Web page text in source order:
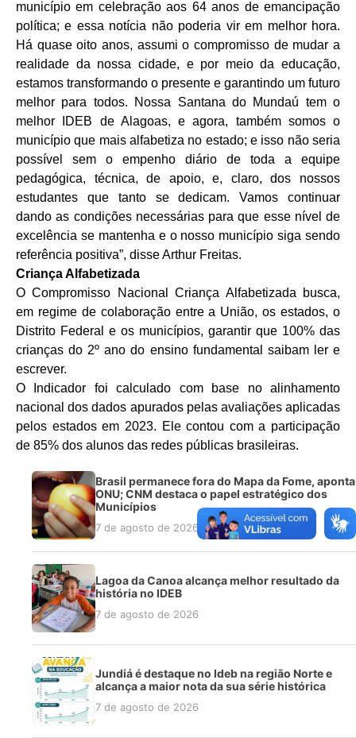
município em celebração aos 64 anos de emancipação
política; e essa notícia não poderia vir em melhor hora.
Há quase oito anos, assumi o compromisso de mudar a
realidade da nossa cidade, e por meio da educação,
estamos transformando o presente e garantindo um futuro
melhor para todos. Nossa Santana do Mundaú tem o
melhor IDEB de Alagoas, e agora, também somos o
município que mais alfabetiza no estado; e isso não seria
possível sem o empenho diário de toda a equipe
pedagógica, técnica, de apoio, e, claro, dos nossos
estudantes que tanto se dedicam. Vamos continuar
dando as condições necessárias para que esse nível de
excelência se mantenha e o nosso município siga sendo
referência positiva”, disse Arthur Freitas.
Criança Alfabetizada
O Compromisso Nacional Criança Alfabetizada busca,
em regime de colaboração entre a União, os estados, o
Distrito Federal e os municípios, garantir que 100% das
crianças do 2º ano do ensino fundamental saibam ler e
escrever.
O Indicador foi calculado com base no alinhamento
nacional dos dados apurados pelas avaliações aplicadas
pelos estados em 2023. Ele contou com a participação
de 85% dos alunos das redes públicas brasileiras.
Brasil permanece fora do Mapa da Fome, aponta
ONU; CNM destaca o papel estratégico dos
Municípios
7 de agosto de 2026
Lagoa da Canoa alcança melhor resultado da
história no IDEB
7 de agosto de 2026
Jundiá é destaque no Ideb na região Norte e
alcança a maior nota da sua série histórica
7 de agosto de 2026